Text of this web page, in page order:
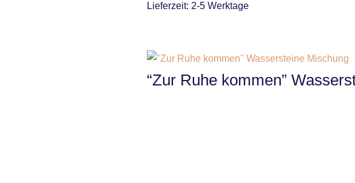
Lieferzeit: 2-5 Werktage
“Zur Ruhe kommen”